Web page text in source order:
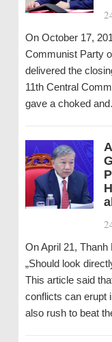
On October 17,
Communist Party
delivered the
11th Central
gave a choked
On April 21,
„Should look
This article said
conflicts can erupt
also rush to beat